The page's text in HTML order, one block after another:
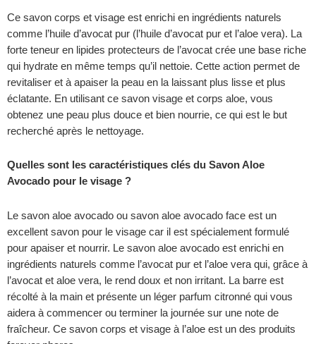
Ce savon corps et visage est enrichi en ingrédients naturels
comme l’huile d’avocat pur (l’huile d’avocat pur et l’aloe vera). La
forte teneur en lipides protecteurs de l’avocat crée une base riche
qui hydrate en même temps qu’il nettoie. Cette action permet de
revitaliser et à apaiser la peau en la laissant plus lisse et plus
éclatante. En utilisant ce savon visage et corps aloe, vous
obtenez une peau plus douce et bien nourrie, ce qui est le but
recherché après le nettoyage.
Quelles sont les caractéristiques clés du Savon Aloe
Avocado pour le visage ?
Le savon aloe avocado ou savon aloe avocado face est un
excellent savon pour le visage car il est spécialement formulé
pour apaiser et nourrir. Le savon aloe avocado est enrichi en
ingrédients naturels comme l’avocat pur et l’aloe vera qui, grâce à
l’avocat et aloe vera, le rend doux et non irritant. La barre est
récolté à la main et présente un léger parfum citronné qui vous
aidera à commencer ou terminer la journée sur une note de
fraîcheur. Ce savon corps et visage à l’aloe est un des produits